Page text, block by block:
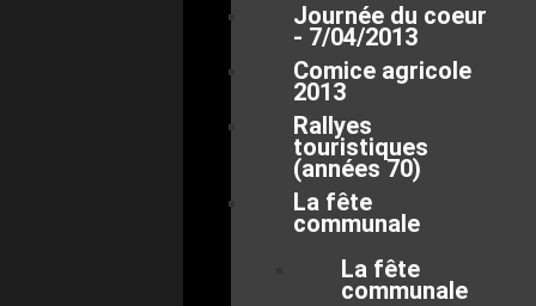
Journée du coeur
- 7/04/2013
Comice agricole
2013
Rallyes
touristiques
(années 70)
La fête
communale
La fête
communale